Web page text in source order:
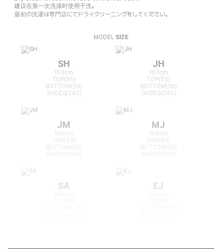
建议在第一次洗涤时使用干洗。
最初の洗濯は専門店にてドライクリーニングをしてください。
MODEL SIZE
SH
163cm
TOP(55)
BOTTOM(26)
SHOES(240)
JH
167cm
TOP(55)
BOTTOM(26)
SHOES(240)
JM
166cm
TOP(55)
BOTTOM(25)
MJ
164cm
TOP(55)
BOTTOM(26)
SA EJ